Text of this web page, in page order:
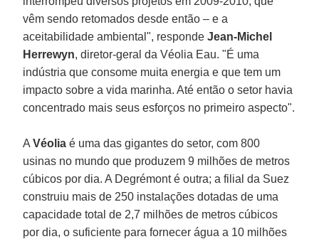
vêm sendo retomados desde então – e a
aceitabilidade ambiental", respondeJean-Michel
Herrewyn, diretor-geral da Véolia Eau. "É uma
indústria que consome muita energia e que tem um
impacto sobre a vida marinha. Até então o setor havia
concentrado mais seus esforços no primeiro aspecto".
AVéoliaé uma das gigantes do setor, com 800
usinas no mundo que produzem 9 milhões de metros
cúbicos por dia. A Degrémont é outra; a filial da Suez
construiu mais de 250 instalações dotadas de uma
capacidade total de 2,7 milhões de metros cúbicos
por dia, o suficiente para fornecer água a 10 milhões